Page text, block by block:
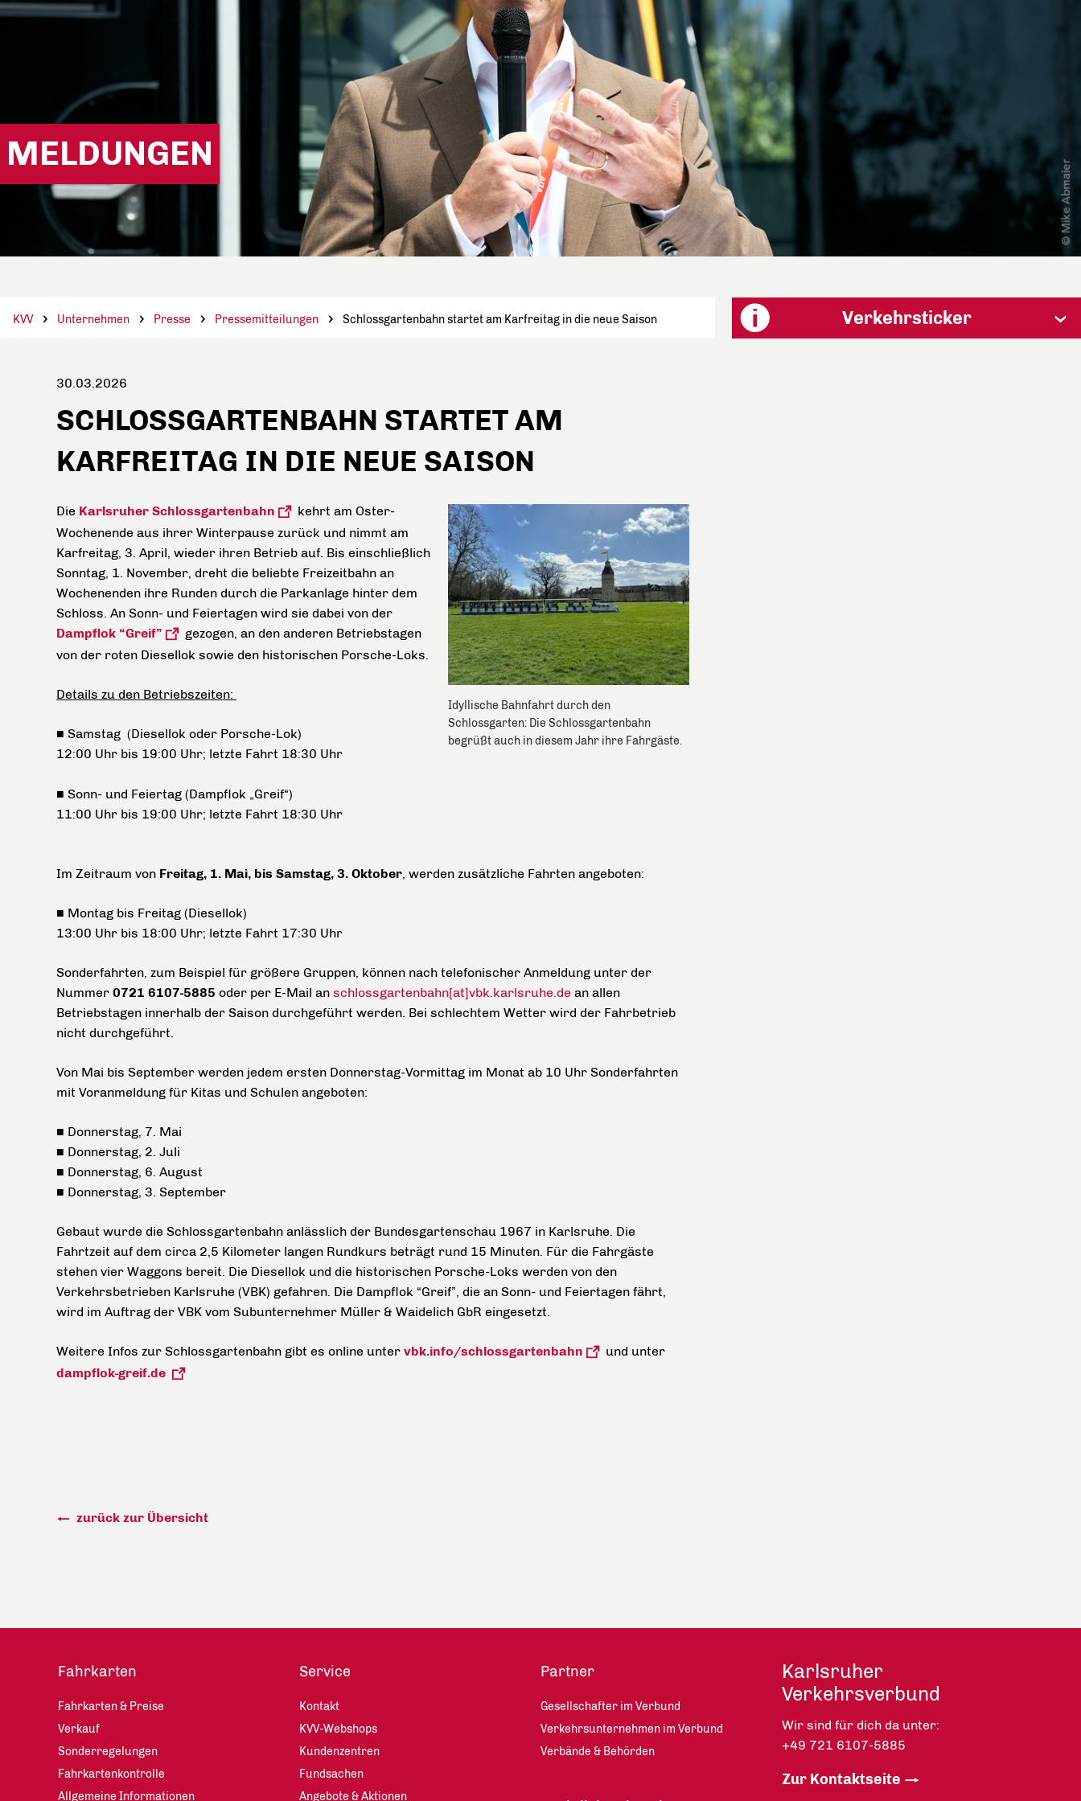
MELDUNGEN
KVV Unternehmen Presse Pressemitteilungen Schlossgartenbahn startet am Karfreitag in die neue Saison
30.03.2026
SCHLOSSGARTENBAHN STARTET AM
KARFREITAG IN DIE NEUE SAISON
Idyllische Bahnfahrt durch den
Schlossgarten: Die Schlossgartenbahn
begrüßt auch in diesem Jahr ihre Fahrgäste.
Die Karlsruher Schlossgartenbahn
kehrt am Oster-
Wochenende aus ihrer Winterpause zurück und nimmt am
Karfreitag, 3. April, wieder ihren Betrieb auf. Bis einschließlich
Sonntag, 1. November, dreht die beliebte Freizeitbahn an
Wochenenden ihre Runden durch die Parkanlage hinter dem
Schloss. An Sonn- und Feiertagen wird sie dabei von der
Dampflok “Greif”
gezogen, an den anderen Betriebstagen
von der roten Diesellok sowie den historischen Porsche-Loks.
Details zu den Betriebszeiten:
■ Samstag (Diesellok oder Porsche-Lok)
12:00 Uhr bis 19:00 Uhr; letzte Fahrt 18:30 Uhr
■ Sonn- und Feiertag (Dampflok „Greif“)
11:00 Uhr bis 19:00 Uhr; letzte Fahrt 18:30 Uhr
Im Zeitraum von Freitag, 1. Mai, bis Samstag, 3. Oktober, werden zusätzliche Fahrten angeboten:
■ Montag bis Freitag (Diesellok)
13:00 Uhr bis 18:00 Uhr; letzte Fahrt 17:30 Uhr
Sonderfahrten, zum Beispiel für größere Gruppen, können nach telefonischer Anmeldung unter der
Nummer 0721 6107-5885 oder per E-Mail an schlossgartenbahn[at]vbk.karlsruhe.de an allen
Betriebstagen innerhalb der Saison durchgeführt werden. Bei schlechtem Wetter wird der Fahrbetrieb
nicht durchgeführt.
Von Mai bis September werden jedem ersten Donnerstag-Vormittag im Monat ab 10 Uhr Sonderfahrten
mit Voranmeldung für Kitas und Schulen angeboten:
■ Donnerstag, 7. Mai
■ Donnerstag, 2. Juli
■ Donnerstag, 6. August
■ Donnerstag, 3. September
Gebaut wurde die Schlossgartenbahn anlässlich der Bundesgartenschau 1967 in Karlsruhe. Die
Fahrtzeit auf dem circa 2,5 Kilometer langen Rundkurs beträgt rund 15 Minuten. Für die Fahrgäste
stehen vier Waggons bereit. Die Diesellok und die historischen Porsche-Loks werden von den
Verkehrsbetrieben Karlsruhe (VBK) gefahren. Die Dampflok “Greif”, die an Sonn- und Feiertagen fährt,
wird im Auftrag der VBK vom Subunternehmer Müller & Waidelich GbR eingesetzt.
Weitere Infos zur Schlossgartenbahn gibt es online unter vbk.info/schlossgartenbahn
und unter
dampflok-greif.de
zurück zur Übersicht
Verkehrsticker
Fahrkarten
Fahrkarten & Preise
Verkauf
Sonderregelungen
Fahrkartenkontrolle
Allgemeine Informationen
Service
Kontakt
KVV-Webshops
Kundenzentren
Fundsachen
Angebote & Aktionen
Partner
Gesellschafter im Verbund
Verkehrsunternehmen im Verbund
Verbände & Behörden
Karlsruher
Verkehrsverbund
Wir sind für dich da unter:
+49 721 6107-5885
Zur Kontaktseite